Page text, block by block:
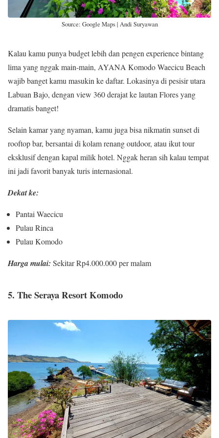
Source: Google Maps | Andi Suryawan
Kalau kamu punya budget lebih dan pengen experience bintang
lima yang nggak main-main, AYANA Komodo Waecicu Beach
wajib banget kamu masukin ke daftar. Lokasinya di pesisir utara
Labuan Bajo, dengan view 360 derajat ke lautan Flores yang
dramatis banget!
Selain kamar yang nyaman, kamu juga bisa nikmatin sunset di
rooftop bar, bersantai di kolam renang outdoor, atau ikut tour
eksklusif dengan kapal milik hotel. Nggak heran sih kalau tempat
ini jadi favorit banyak turis internasional.
Dekat ke:
Pantai Waecicu
Pulau Rinca
Pulau Komodo
Harga mulai: Sekitar Rp4.000.000 per malam
5. The Seraya Resort Komodo